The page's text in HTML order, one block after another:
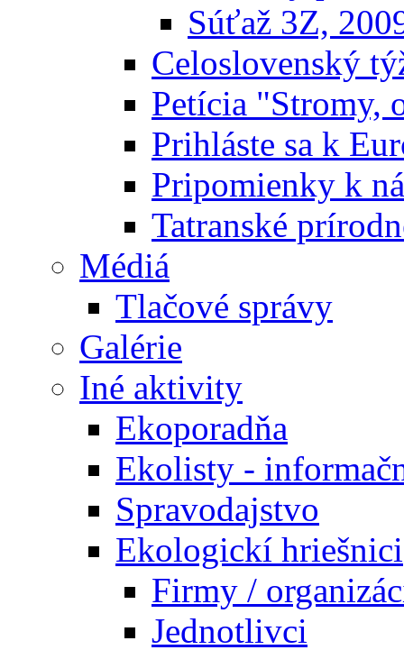
Súťaž 3Z,
Celoslovenský
Petícia "Stromy,
Prihláste sa k
Pripomienky k
Tatranské
Médiá
Tlačové správy
Galérie
Iné aktivity
Ekoporadňa
Ekolisty -
Spravodajstvo
Ekologickí hriešnici
Firmy /
Jednotlivci